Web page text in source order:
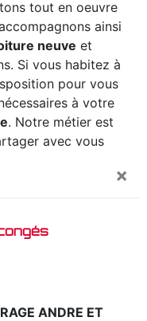
×
ANDRE ET
tout en oeuvre
ainsi
neuve et
Si vous habitez à
pour vous
à votre
. Notre métier est
avec vous
avec propreté et
PLUS